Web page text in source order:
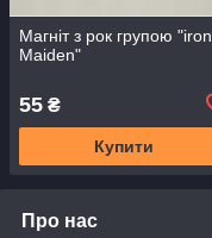
Магніт з рок групою "iron
Maiden"
55 ₴
Купити
Про нас